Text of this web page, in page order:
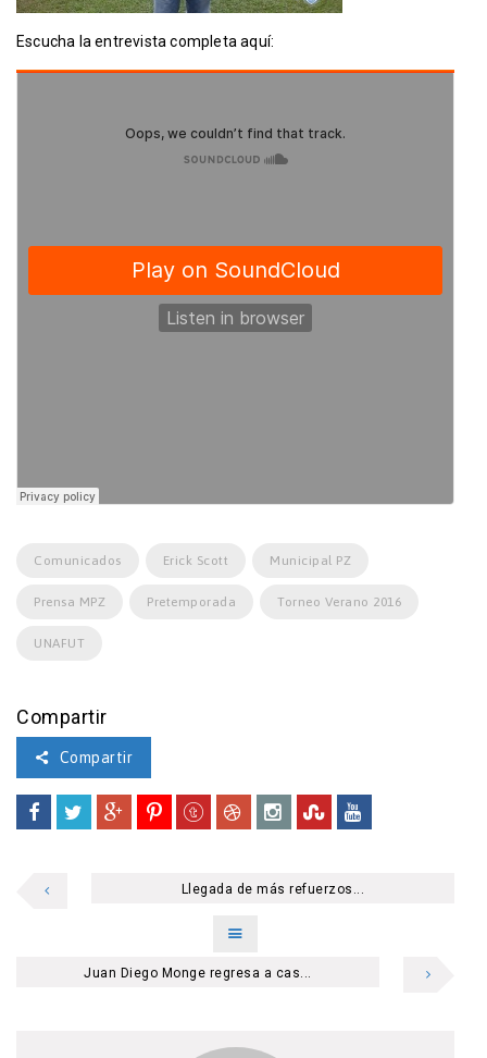
Escucha la entrevista completa aquí:
Comunicados Erick Scott Municipal PZ
Prensa MPZ Pretemporada Torneo Verano 2016
UNAFUT
Compartir
Compartir
Llegada de más refuerzos...
Juan Diego Monge regresa a cas...